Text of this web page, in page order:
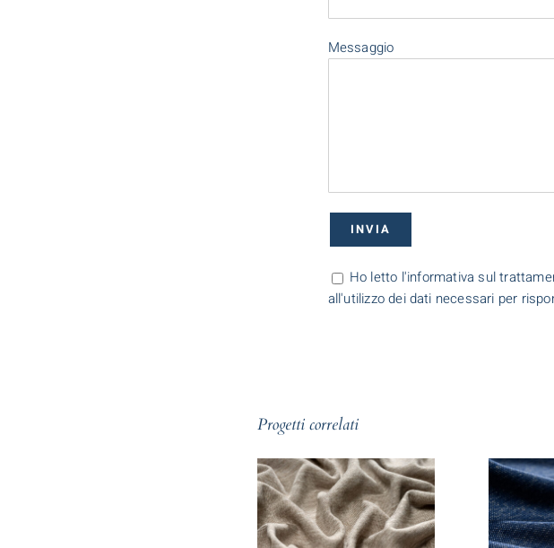
Messaggio
Ho letto l'informativa sul
all'utilizzo dei dati necessari per
Progetti correlati